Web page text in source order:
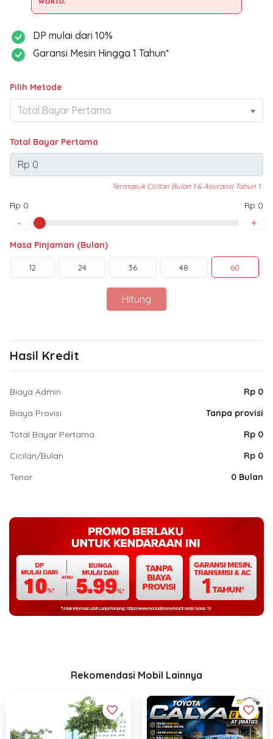
DP mulai dari 10%
Garansi Mesin Hingga 1 Tahun*
Pilih Metode
Total Bayar Pertama
Termasuk Cicilan Bulan 1 & Asuransi Tahun 1
Rp 0 Rp 0
- +
Masa Pinjaman (Bulan)
12 24 36 48 60
Hitung
Hasil Kredit
Biaya Admin
Rp 0
Biaya Provisi
Tanpa provisi
Total Bayar Pertama
Rp 0
Cicilan/Bulan
Rp 0
Tenor
0 Bulan
Rekomendasi Mobil Lainnya